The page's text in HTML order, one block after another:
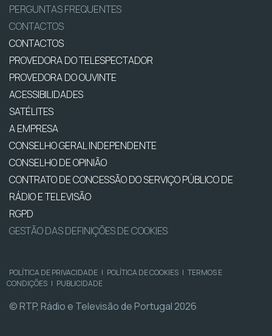
PERGUNTAS FREQUENTES
CONTACTOS
CONTACTOS
PROVEDORA DO TELESPECTADOR
PROVEDORA DO OUVINTE
ACESSIBILIDADES
SATÉLITES
A EMPRESA
CONSELHO GERAL INDEPENDENTE
CONSELHO DE OPINIÃO
CONTRATO DE CONCESSÃO DO SERVIÇO PÚBLICO DE
RÁDIO E TELEVISÃO
RGPD
GESTÃO DAS DEFINIÇÕES DE COOKIES
POLÍTICA DE PRIVACIDADE | POLÍTICA DE COOKIES | TERMOS E
CONDIÇÕES | PUBLICIDADE
© RTP, Rádio e Televisão de Portugal 2026